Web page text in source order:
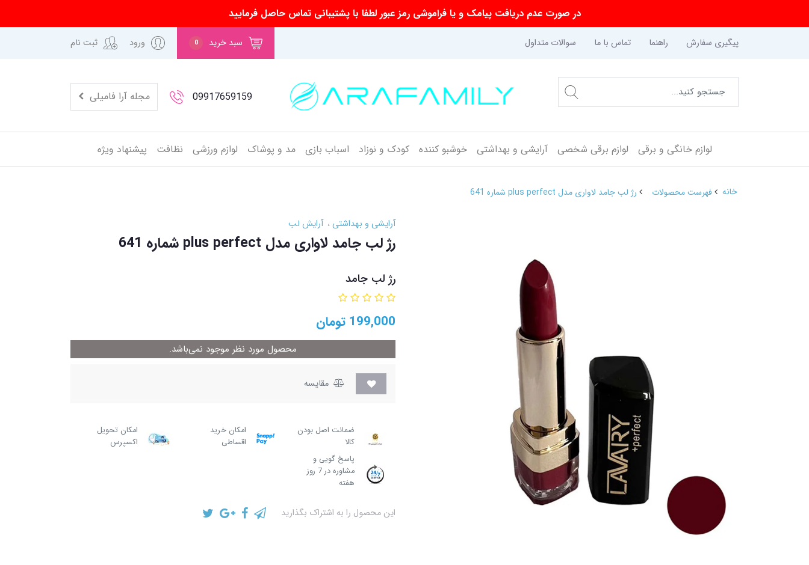
در صورت عدم دریافت پیامک و یا فراموشی رمز عبور لطفا با پشتیبانی تماس حاصل فرمایید
پیگیری سفارش راهنما تماس با ما سوالات متداول سبد خرید 0 ورود ثبت نام
09917659159 مجله آرا فامیلی
لوازم خانگی و برقی لوازم برقی شخصی آرایشی و بهداشتی خوشبو کننده کودک و نوزاد اسباب بازی مد و پوشاک لوازم ورزشی نظافت پیشنهاد ویژه
خانه فهرست محصولات رژ لب جامد لاواری مدل plus perfect شماره 641
آرایشی و بهداشتی آرایش لب
رژ لب جامد لاواری مدل plus perfect شماره 641
رژ لب جامد
199,000 تومان
محصول مورد نظر موجود نمی‌باشد.
مقایسه
ضمانت اصل بودن
کالا
امکان خرید
اقساطی
امکان تحویل
اکسپرس
پاسخ گویی و
مشاوره در 7 روز
هفته
این محصول را به اشتراک بگذارید